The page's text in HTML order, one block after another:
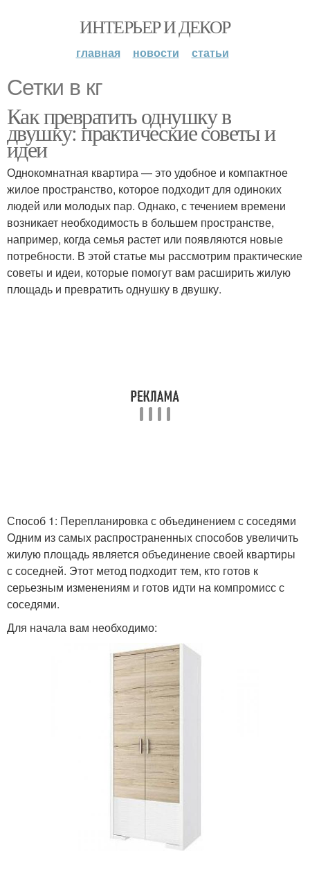
ИНТЕРЬЕР И ДЕКОР
главная новости статьи
Сетки в кг
Как превратить однушку в
двушку: практические советы и
идеи
Однокомнатная квартира — это удобное и компактное
жилое пространство, которое подходит для одиноких
людей или молодых пар. Однако, с течением времени
возникает необходимость в большем пространстве,
например, когда семья растет или появляются новые
потребности. В этой статье мы рассмотрим практические
советы и идеи, которые помогут вам расширить жилую
площадь и превратить однушку в двушку.
Способ 1: Перепланировка с объединением с соседями
Одним из самых распространенных способов увеличить
жилую площадь является объединение своей квартиры
с соседней. Этот метод подходит тем, кто готов к
серьезным изменениям и готов идти на компромисс с
соседями.
Для начала вам необходимо: